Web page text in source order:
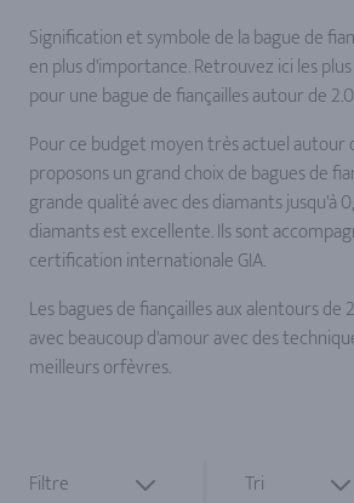
Signification et symbole de la bague de
en plus d'importance. Retrouvez ici les
pour une bague de fiançailles autour de
Pour ce budget moyen très actuel autour
proposons un grand choix de bagues de
grande qualité avec des diamants jusqu'à
diamants est excellente. Ils sont
certification internationale GIA.
Les bagues de fiançailles aux alentours
avec beaucoup d'amour avec des
meilleurs orfèvres.
Filtre Tri